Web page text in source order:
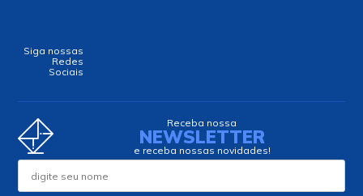
Siga nossas
Redes
Sociais
Receba nossa
NEWSLETTER
e receba nossas novidades!